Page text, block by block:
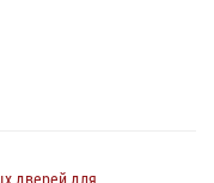
дверей для